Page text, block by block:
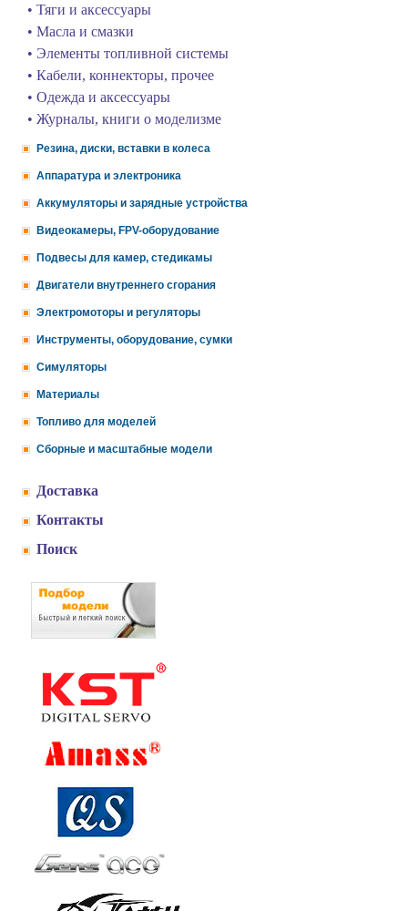
• Тяги и аксессуары
• Масла и смазки
• Элементы топливной системы
• Кабели, коннекторы, прочее
• Одежда и аксессуары
• Журналы, книги о моделизме
Резина, диски, вставки в колеса
Аппаратура и электроника
Аккумуляторы и зарядные устройства
Видеокамеры, FPV-оборудование
Подвесы для камер, стедикамы
Двигатели внутреннего сгорания
Электромоторы и регуляторы
Инструменты, оборудование, сумки
Симуляторы
Материалы
Топливо для моделей
Сборные и масштабные модели
Доставка
Контакты
Поиск